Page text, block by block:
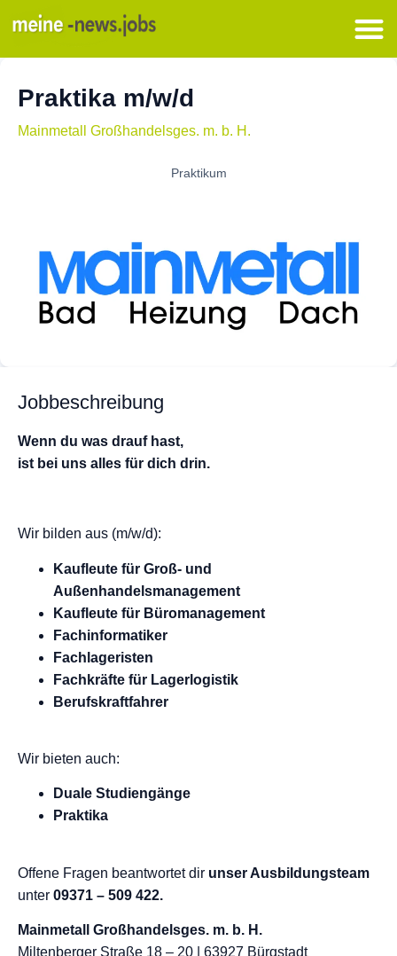
Praktika m/w/d
Mainmetall Großhandelsges. m. b. H.
Praktikum
Jobbeschreibung
Wenn du was drauf hast,
ist bei uns alles für dich drin.
Wir bilden aus (m/w/d):
Kaufleute für Groß- und
Außenhandelsmanagement
Kaufleute für Büromanagement
Fachinformatiker
Fachlageristen
Fachkräfte für Lagerlogistik
Berufskraftfahrer
Wir bieten auch:
Duale Studiengänge
Praktika
Offene Fragen beantwortet dir unser Ausbildungsteam
unter 09371 – 509 422.
Mainmetall Großhandelsges. m. b. H.
Miltenberger Straße 18 – 20 | 63927 Bürgstadt